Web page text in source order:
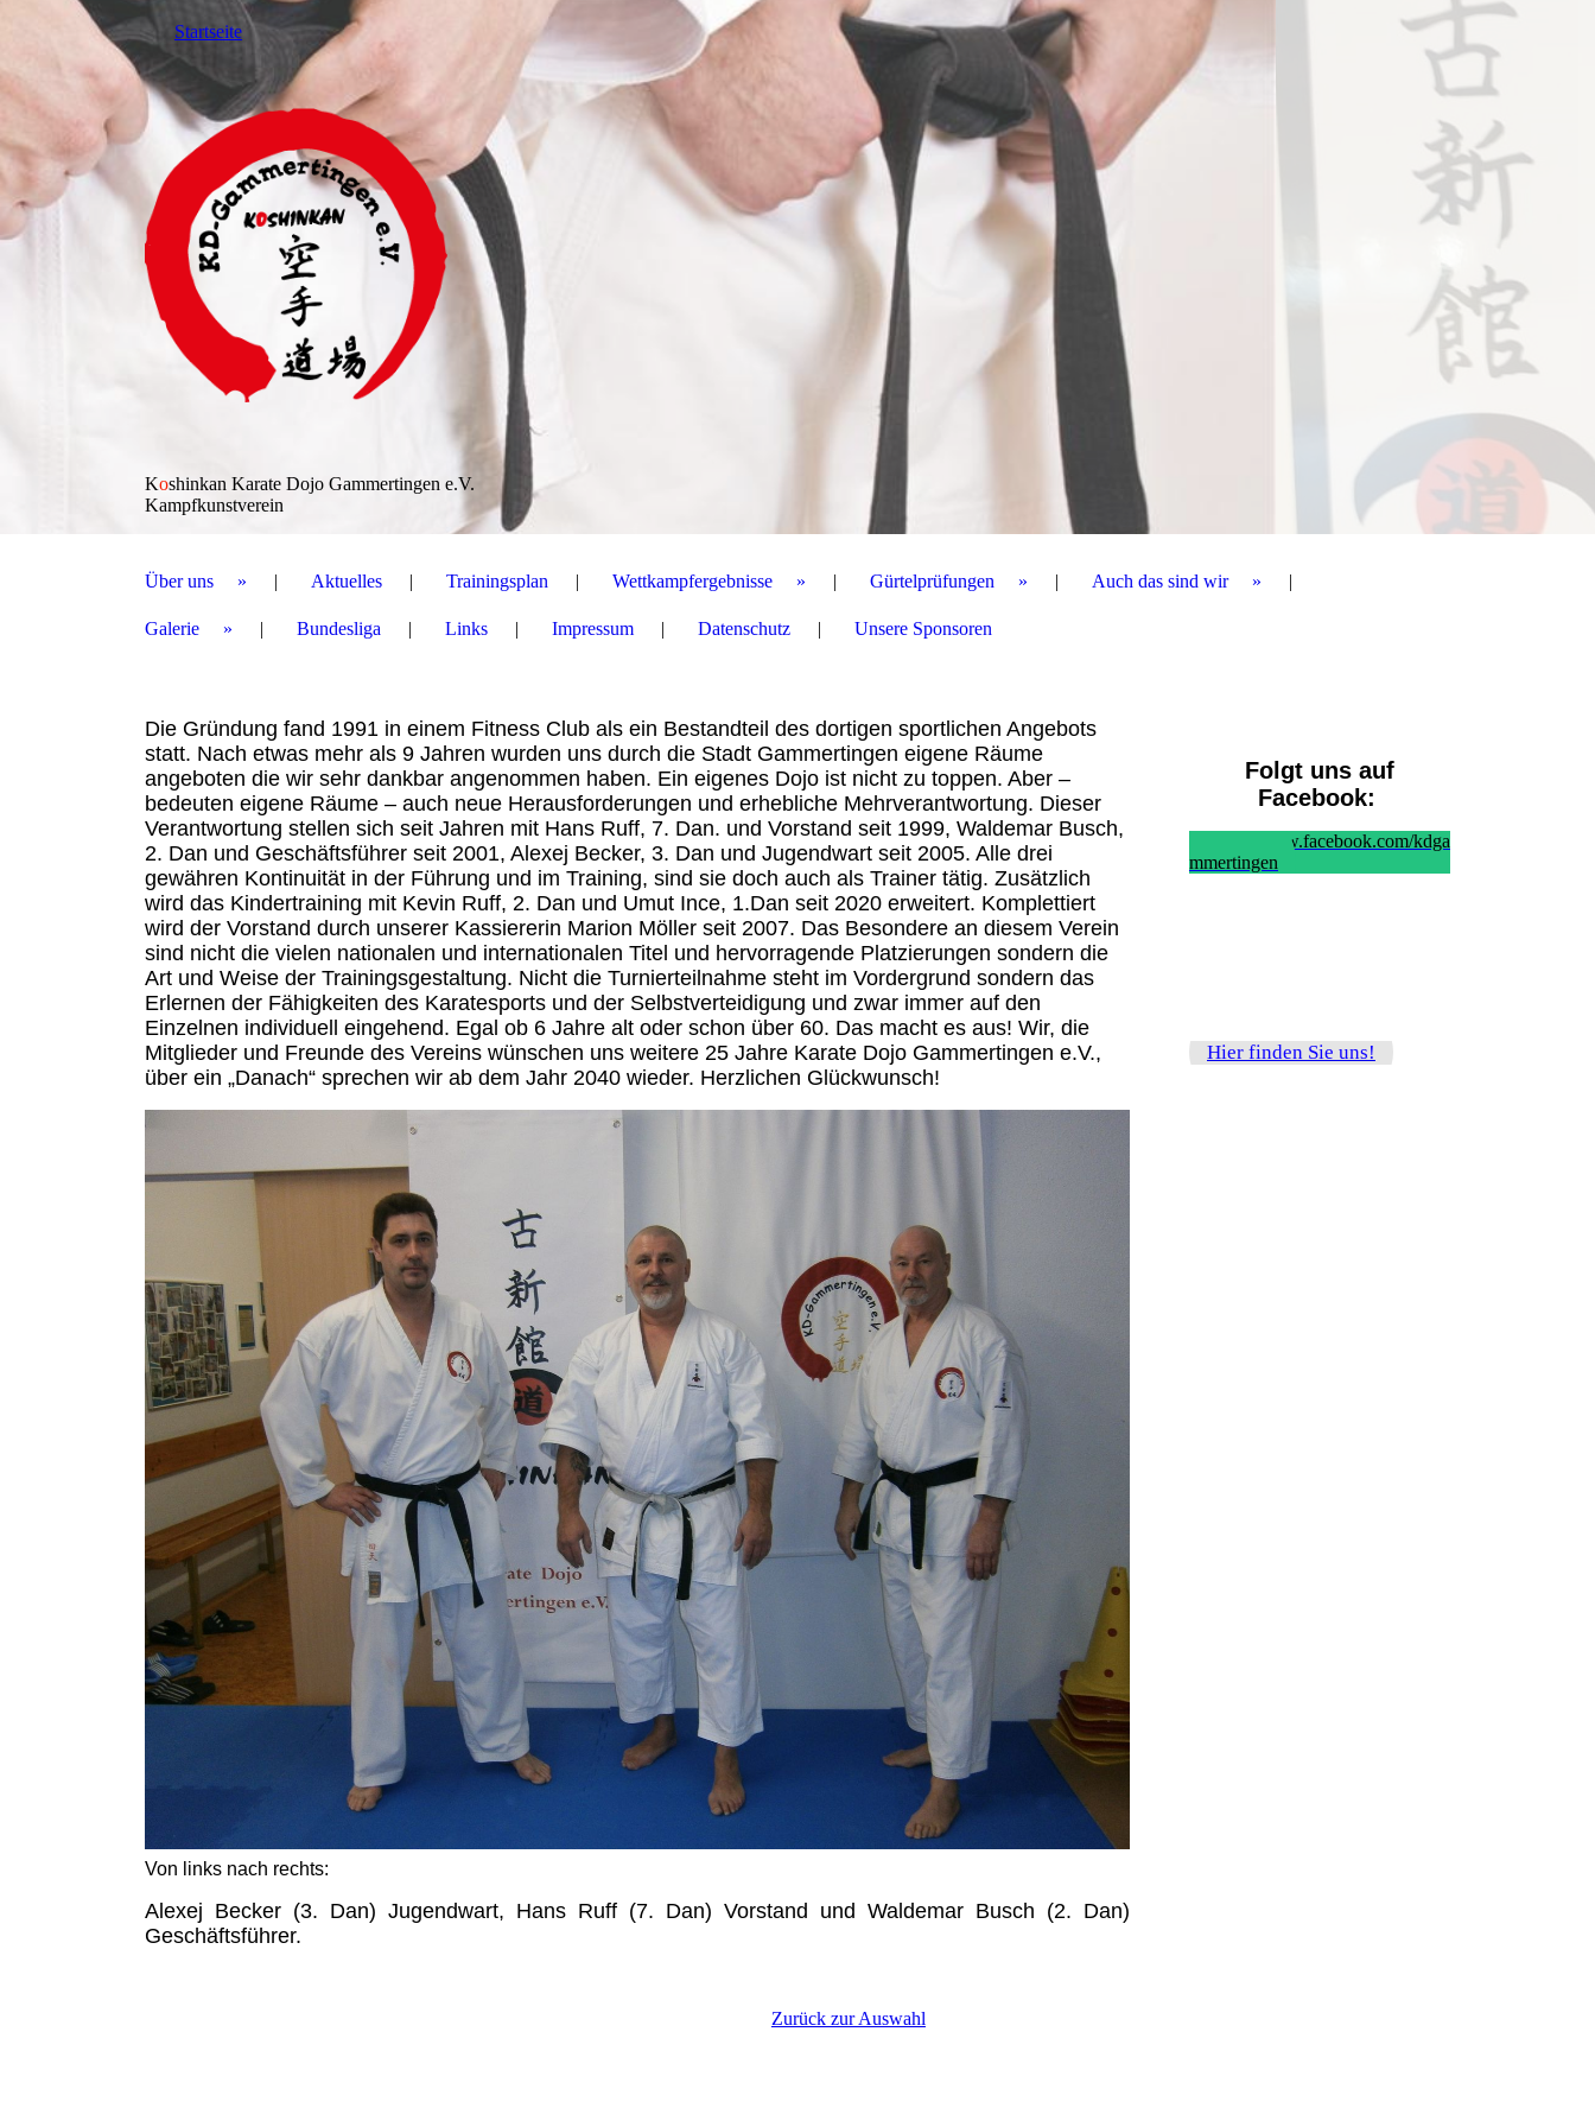
Startseite
Koshinkan Karate Dojo Gammertingen e.V.
Kampfkunstverein
Über uns Aktuelles Trainingsplan Wettkampfergebnisse Gürtelprüfungen Auch das sind wir
Galerie Bundesliga Links Impressum Datenschutz Unsere Sponsoren
Die Gründung fand 1991 in einem Fitness Club als ein Bestandteil des dortigen sportlichen Angebots
statt. Nach etwas mehr als 9 Jahren wurden uns durch die Stadt Gammertingen eigene Räume
angeboten die wir sehr dankbar angenommen haben. Ein eigenes Dojo ist nicht zu toppen. Aber –
bedeuten eigene Räume – auch neue Herausforderungen und erhebliche Mehrverantwortung. Dieser
Verantwortung stellen sich seit Jahren mit Hans Ruff, 7. Dan. und Vorstand seit 1999, Waldemar Busch,
2. Dan und Geschäftsführer seit 2001, Alexej Becker, 3. Dan und Jugendwart seit 2005. Alle drei
gewähren Kontinuität in der Führung und im Training, sind sie doch auch als Trainer tätig. Zusätzlich
wird das Kindertraining mit Kevin Ruff, 2. Dan und Umut Ince, 1.Dan seit 2020 erweitert. Komplettiert
wird der Vorstand durch unserer Kassiererin Marion Möller seit 2007. Das Besondere an diesem Verein
sind nicht die vielen nationalen und internationalen Titel und hervorragende Platzierungen sondern die
Art und Weise der Trainingsgestaltung. Nicht die Turnierteilnahme steht im Vordergrund sondern das
Erlernen der Fähigkeiten des Karatesports und der Selbstverteidigung und zwar immer auf den
Einzelnen individuell eingehend. Egal ob 6 Jahre alt oder schon über 60. Das macht es aus! Wir, die
Mitglieder und Freunde des Vereins wünschen uns weitere 25 Jahre Karate Dojo Gammertingen e.V.,
über ein „Danach“ sprechen wir ab dem Jahr 2040 wieder. Herzlichen Glückwunsch!
Von links nach rechts:
Alexej Becker (3. Dan) Jugendwart, Hans Ruff (7. Dan) Vorstand und Waldemar Busch (2. Dan)
Geschäftsführer.
Zurück zur Auswahl
Folgt uns auf
Facebook:
https://www.facebook.com/kdga
mmertingen
Hier finden Sie uns!